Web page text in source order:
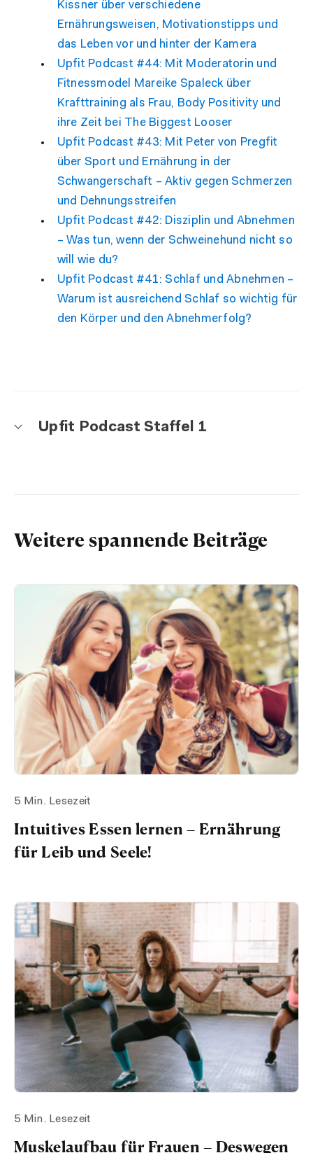
Kissner über verschiedene
Ernährungsweisen, Motivationstipps und
das Leben vor und hinter der Kamera
Upfit Podcast #44: Mit Moderatorin und
Fitnessmodel Mareike Spaleck über
Krafttraining als Frau, Body Positivity und
ihre Zeit bei The Biggest Looser
Upfit Podcast #43: Mit Peter von Pregfit
über Sport und Ernährung in der
Schwangerschaft – Aktiv gegen Schmerzen
und Dehnungsstreifen
Upfit Podcast #42: Disziplin und Abnehmen
– Was tun, wenn der Schweinehund nicht so
will wie du?
Upfit Podcast #41: Schlaf und Abnehmen –
Warum ist ausreichend Schlaf so wichtig für
den Körper und den Abnehmerfolg?
Upfit Podcast Staffel 1
Weitere spannende Beiträge
Intuitives Essen lernen – Ernährung
für Leib und Seele!
5 Min. Lesezeit
Muskelaufbau für Frauen – Deswegen
5 Min. Lesezeit